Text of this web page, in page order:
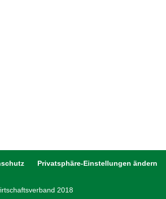
Privatsphäre-Einstellungen ändern
2018